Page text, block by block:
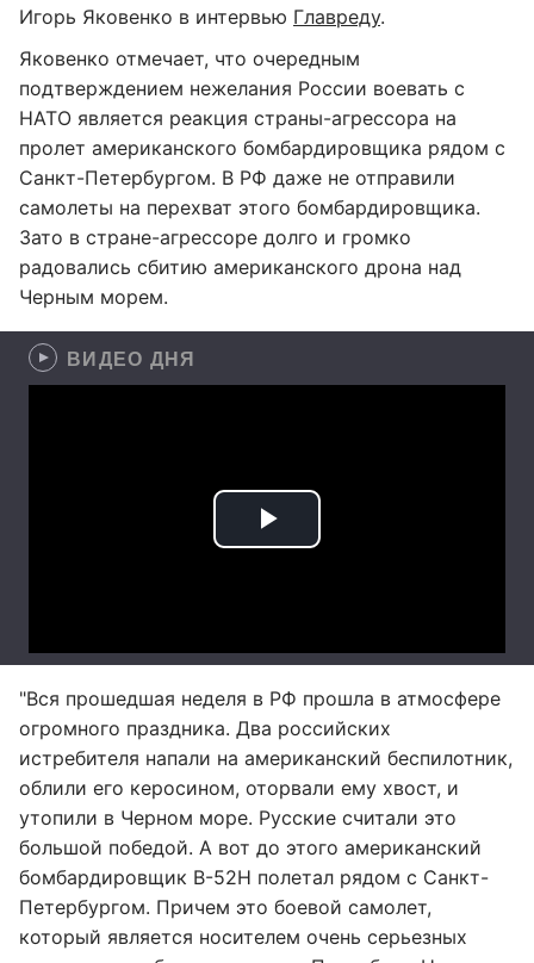
Игорь Яковенко в интервью Главреду.
Яковенко отмечает, что очередным
подтверждением нежелания России воевать с
НАТО является реакция страны-агрессора на
пролет американского бомбардировщика рядом с
Санкт-Петербургом. В РФ даже не отправили
самолеты на перехват этого бомбардировщика.
Зато в стране-агрессоре долго и громко
радовались сбитию американского дрона над
Черным морем.
ВИДЕО ДНЯ
"Вся прошедшая неделя в РФ прошла в атмосфере
огромного праздника. Два российских
истребителя напали на американский беспилотник,
облили его керосином, оторвали ему хвост, и
утопили в Черном море. Русские считали это
большой победой. А вот до этого американский
бомбардировщик B-52Н полетал рядом с Санкт-
Петербургом. Причем это боевой самолет,
который является носителем очень серьезных